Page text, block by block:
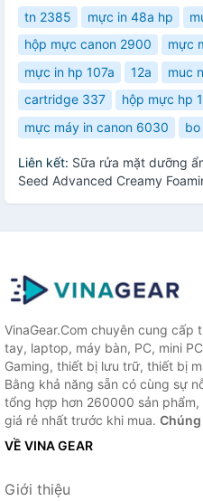
tn 2385
mực in 48a hp
hộp mực canon 2900
mực
mực in hp 107a
12a muc
cartridge 337
hộp mực hp
mực máy in canon 6030
Liên kết: Sữa rửa mặt dưỡng
Seed Advanced Creamy
VinaGear.Com chuyên cung
tay, laptop, máy bàn, PC, mini
Gaming, thiết bị lưu trữ, thiết bị
Bằng khả năng sẵn có cùng sự
tổng hợp hơn 260000 sản
giá rẻ nhất trước khi mua.
VỀ VINA GEAR
Giới thiệu